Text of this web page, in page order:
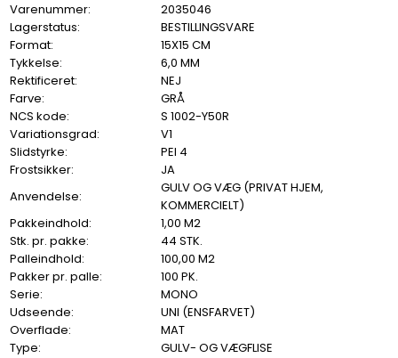
Varenummer:
2035046
Lagerstatus:
BESTILLINGSVARE
Format:
15X15 CM
Tykkelse:
6,0 MM
Rektificeret:
NEJ
Farve:
GRÅ
NCS kode:
S 1002-Y50R
Variationsgrad:
V1
Slidstyrke:
PEI 4
Frostsikker:
JA
Anvendelse:
GULV OG VÆG (PRIVAT HJEM,
KOMMERCIELT)
Pakkeindhold:
1,00 M2
Stk. pr. pakke:
44 STK.
Palleindhold:
100,00 M2
Pakker pr. palle:
100 PK.
Serie:
MONO
Udseende:
UNI (ENSFARVET)
Overflade:
MAT
Type:
GULV- OG VÆGFLISE